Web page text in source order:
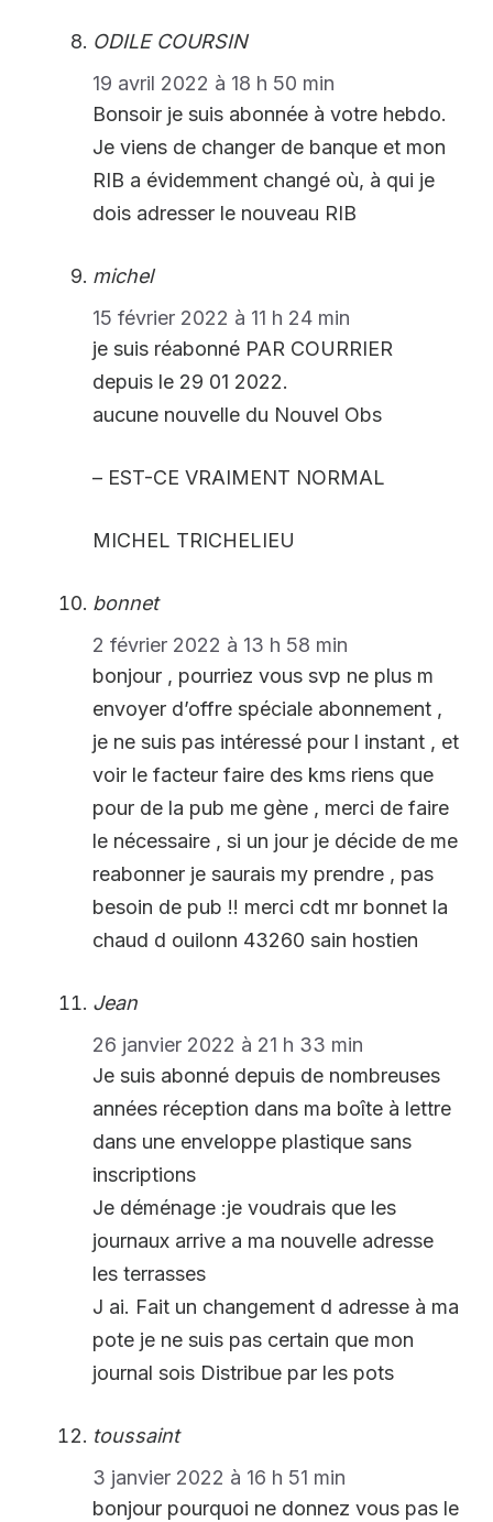
ODILE COURSIN
19 avril 2022 à 18 h 50 min
Bonsoir je suis abonnée à votre hebdo.
Je viens de changer de banque et mon
RIB a évidemment changé où, à qui je
dois adresser le nouveau RIB
michel
15 février 2022 à 11 h 24 min
je suis réabonné PAR COURRIER
depuis le 29 01 2022.
aucune nouvelle du Nouvel Obs
– EST-CE VRAIMENT NORMAL
MICHEL TRICHELIEU
bonnet
2 février 2022 à 13 h 58 min
bonjour , pourriez vous svp ne plus m
envoyer d’offre spéciale abonnement ,
je ne suis pas intéressé pour l instant , et
voir le facteur faire des kms riens que
pour de la pub me gène , merci de faire
le nécessaire , si un jour je décide de me
reabonner je saurais my prendre , pas
besoin de pub !! merci cdt mr bonnet la
chaud d ouilonn 43260 sain hostien
Jean
26 janvier 2022 à 21 h 33 min
Je suis abonné depuis de nombreuses
années réception dans ma boîte à lettre
dans une enveloppe plastique sans
inscriptions
Je déménage :je voudrais que les
journaux arrive a ma nouvelle adresse
les terrasses
J ai. Fait un changement d adresse à ma
pote je ne suis pas certain que mon
journal sois Distribue par les pots
toussaint
3 janvier 2022 à 16 h 51 min
bonjour pourquoi ne donnez vous pas le